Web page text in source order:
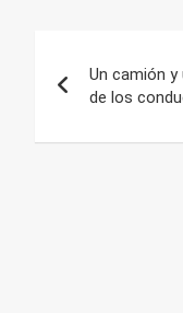
de
entradas
Un camión
de los